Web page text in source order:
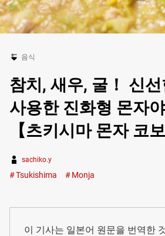
음식
참치, 새우, 굴！ 신
사용한 진화형 몬자
【츠키시마 몬자 코
sachiko.y
Tsukishima Monja
이 기사는 일본어 원문을 번역한